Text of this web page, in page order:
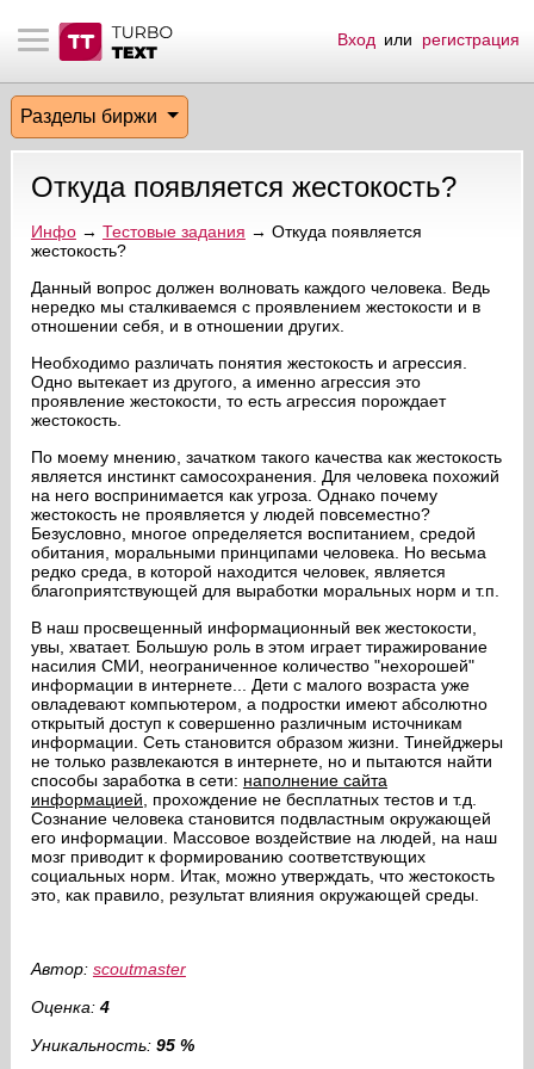
материалы
биржи
пользователи
эфир
на сайте
пользователей
сообщения
по форуму
Вход или регистрация
Разделы биржи
Откуда появляется жестокость?
Инфо→ Тестовые задания → Откуда появляется
жестокость?
Данный вопрос должен волновать каждого человека. Ведь
нередко мы сталкиваемся с проявлением жестокости и в
отношении себя, и в отношении других.
Необходимо различать понятия жестокость и агрессия.
Одно вытекает из другого, а именно агрессия это
проявление жестокости, то есть агрессия порождает
жестокость.
По моему мнению, зачатком такого качества как жестокость
является инстинкт самосохранения. Для человека похожий
на него воспринимается как угроза. Однако почему
жестокость не проявляется у людей повсеместно?
Безусловно, многое определяется воспитанием, средой
обитания, моральными принципами человека. Но весьма
редко среда, в которой находится человек, является
благоприятствующей для выработки моральных норм и т.п.
В наш просвещенный информационный век жестокости,
увы, хватает. Большую роль в этом играет тиражирование
насилия СМИ, неограниченное количество "нехорошей"
информации в интернете... Дети с малого возраста уже
овладевают компьютером, а подростки имеют абсолютно
открытый доступ к совершенно различным источникам
информации. Сеть становится образом жизни. Тинейджеры
не только развлекаются в интернете, но и пытаются найти
способы заработка в сети: наполнение сайта
информацией , прохождение не бесплатных тестов и т.д.
Сознание человека становится подвластным окружающей
его информации. Массовое воздействие на людей, на наш
мозг приводит к формированию соответствующих
социальных норм. Итак, можно утверждать, что жестокость
это, как правило, результат влияния окружающей среды.
Автор: scoutmaster
Оценка: 4
Уникальность: 95 %